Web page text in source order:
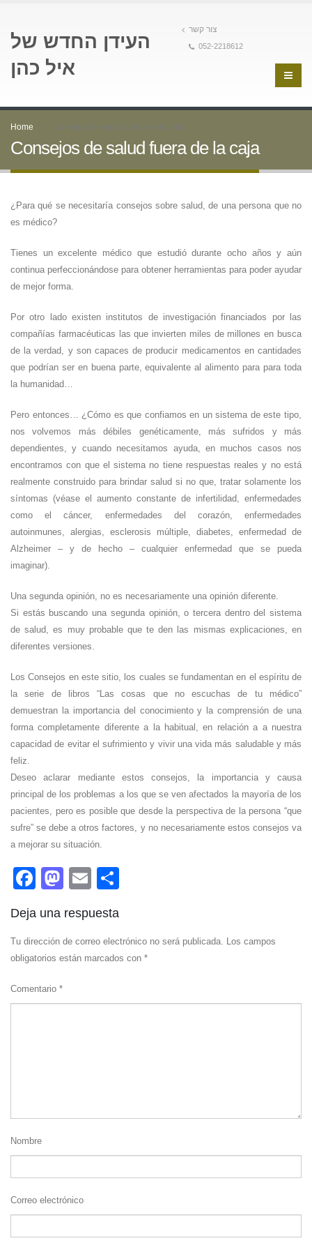
העידן החדש של
איל כהן
צור קשר
052-2218612
Home Consejos de salud fuera de la caja
Consejos de salud fuera de la caja
¿Para qué se necesitaría consejos sobre salud, de una persona que no
es médico?
Tienes un excelente médico que estudió durante ocho años y aún
continua perfeccionándose para obtener herramientas para poder ayudar
de mejor forma.
Por otro lado existen institutos de investigación financiados por las
compañías farmacéuticas las que invierten miles de millones en busca
de la verdad, y son capaces de producir medicamentos en cantidades
que podrían ser en buena parte, equivalente al alimento para para toda
la humanidad…
Pero entonces… ¿Cómo es que confiamos en un sistema de este tipo,
nos volvemos más débiles genéticamente, más sufridos y más
dependientes, y cuando necesitamos ayuda, en muchos casos nos
encontramos con que el sistema no tiene respuestas reales y no está
realmente construido para brindar salud si no que, tratar solamente los
síntomas (véase el aumento constante de infertilidad, enfermedades
como el cáncer, enfermedades del corazón, enfermedades
autoinmunes, alergias, esclerosis múltiple, diabetes, enfermedad de
Alzheimer – y de hecho – cualquier enfermedad que se pueda
imaginar).
Una segunda opinión, no es necesariamente una opinión diferente.
Si estás buscando una segunda opinión, o tercera dentro del sistema
de salud, es muy probable que te den las mismas explicaciones, en
diferentes versiones.
Los Consejos en este sitio, los cuales se fundamentan en el espíritu de
la serie de libros “Las cosas que no escuchas de tu médico”
demuestran la importancia del conocimiento y la comprensión de una
forma completamente diferente a la habitual, en relación a a nuestra
capacidad de evitar el sufrimiento y vivir una vida más saludable y más
feliz.
Deseo aclarar mediante estos consejos, la importancia y causa
principal de los problemas a los que se ven afectados la mayoría de los
pacientes, pero es posible que desde la perspectiva de la persona “que
sufre” se debe a otros factores, y no necesariamente estos consejos va
a mejorar su situación.
Facebook
Mastodon
Email
Deja una respuesta
Tu dirección de correo electrónico no será publicada. Los campos
obligatorios están marcados con *
Comentario *
Nombre
Correo electrónico